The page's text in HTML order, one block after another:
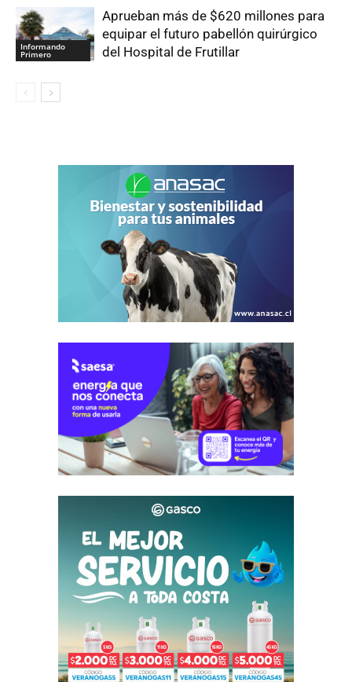
Informando
Primero
Aprueban más de $620 millones para
equipar el futuro pabellón quirúrgico
del Hospital de Frutillar